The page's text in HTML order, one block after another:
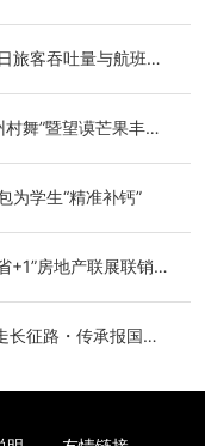
旅客吞吐量与航班起
舞”暨望谟芒果丰收
为学生“精准补钙”
+1”房地产联展联销活
长征路・传承报国